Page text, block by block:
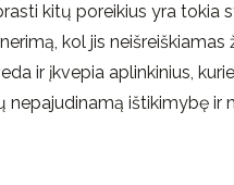
kitų poreikius yra tokia
kol jis neišreiškiamas
ir įkvepia aplinkinius,
nepajudinamą ištikimybę ir